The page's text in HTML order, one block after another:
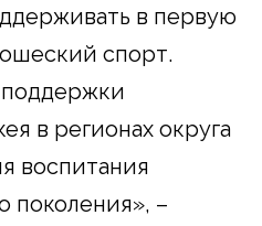
в первую
спорт.
поддержки
в регионах округа
воспитания
поколения», –